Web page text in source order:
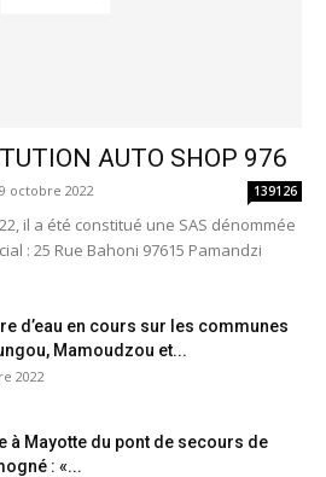
AUTO SHOP 976
octobre 2022 139126
il a été constitué une SAS dénommée
: 25 Rue Bahoni 97615 Pamandzi
d’eau en cours sur les communes
Mamoudzou et...
2022
à Mayotte du pont de secours de
: «...